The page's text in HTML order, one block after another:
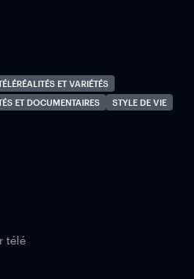
ET VARIÉTÉS
ET DOCUMENTAIRES
STYLE DE VIE
télé